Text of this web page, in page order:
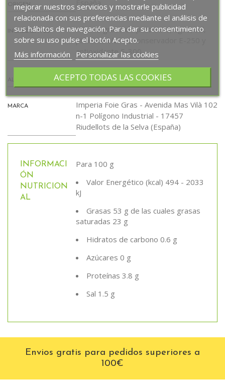
ORIGEN España
INGREDIENTES
Hígado graso de pato 98%, agua, sal,
pimienta blanca, conservador E-250 y
antioxidante E-300.
Sin alérgenos.
MARCA
Imperia Foie Gras - Avenida Mas Vilà 102
n-1 Polígono Industrial - 17457
Riudellots de la Selva (España)
INFORMACI
ÓN
NUTRICION
AL
Para 100 g
Valor Energético (kcal) 494 - 2033
kJ
Grasas 53 g de las cuales grasas
saturadas 23 g
Hidratos de carbono 0.6 g
Azúcares 0 g
Proteínas 3.8 g
Sal 1.5 g
Envios gratis para pedidos superiores a
100€
mejorar nuestros servicios y mostrarle publicidad
relacionada con sus preferencias mediante el análisis de
sus hábitos de navegación. Para dar su consentimiento
sobre su uso pulse el botón Acepto.
Más información
Personalizar las cookies
ACEPTO TODAS LAS COOKIES